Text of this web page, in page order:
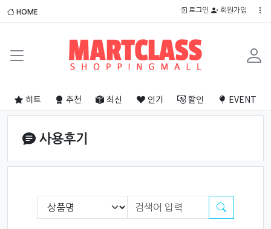
HOME 로그인 회원가입
히트 추천 최신 인기 할인 EVENT
사용후기
검색항목 필수
검색어필수